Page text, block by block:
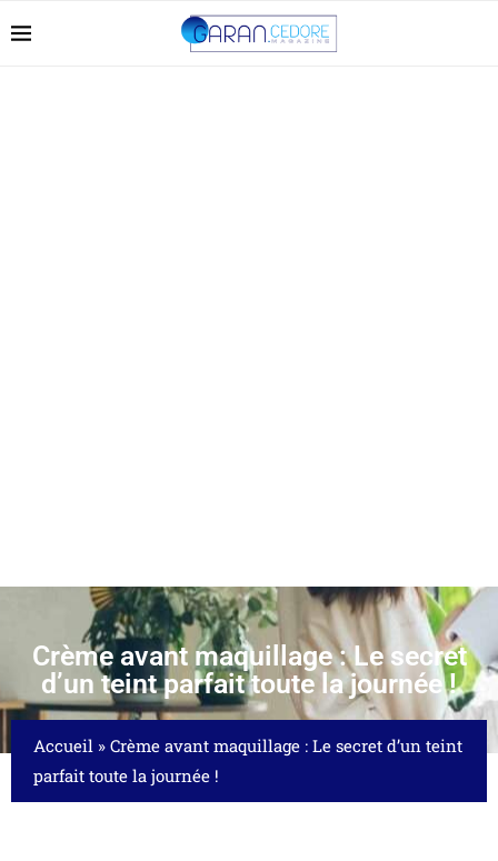
Crème avant maquillage : Le secret
d’un teint parfait toute la journée !
Accueil » Crème avant maquillage : Le secret d’un teint
parfait toute la journée !